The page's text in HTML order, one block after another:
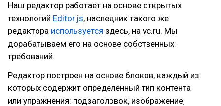
Наш редактор работает на основе открытых
технологий Editor.js, наследник такого же
редактора используется здесь, на vc.ru. Мы
дорабатываем его на основе собственных
требований.
Редактор построен на основе блоков, каждый из
которых содержит определённый тип контента
или упражнения: подзаголовок, изображение,